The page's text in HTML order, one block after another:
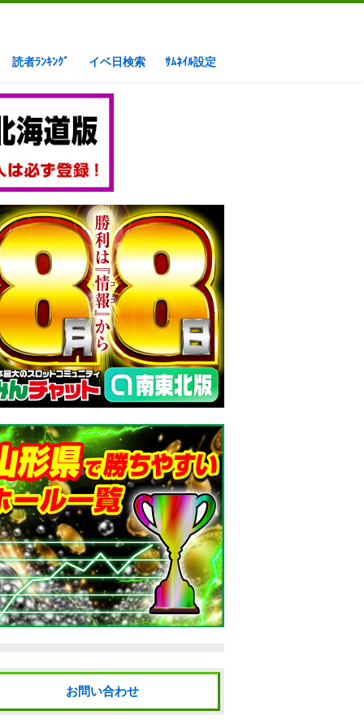
読者ﾗﾝｷﾝｸﾞ イベ日検索 ｻﾑﾈｲﾙ設定
お問い合わせ